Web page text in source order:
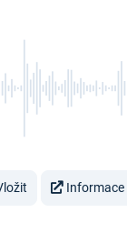
Informace